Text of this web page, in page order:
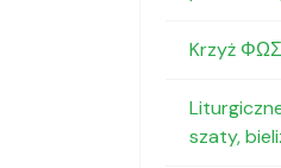
Krzyż
szaty,